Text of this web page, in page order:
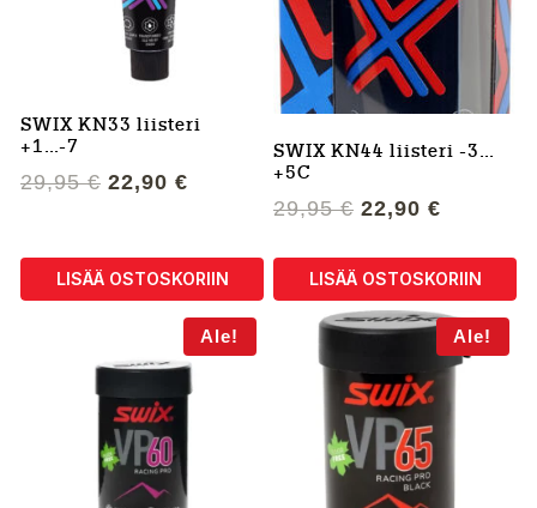
SWIX KN33 liisteri
+1…-7
29,95€ Alkuperäinen
29,95 €.
22,90 € Nykyinen
22,90 €.
LISÄÄ OSTOSKORIIN
SWIX KN44 liisteri -3…
+5C
29,95€ Alkuperäinen
oli:
29,95 €.
22,90 €
on:
22,90 €.
LISÄÄ OSTOSKORIIN
Ale! Ale!